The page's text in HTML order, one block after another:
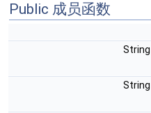
Public 成员函数
String
String